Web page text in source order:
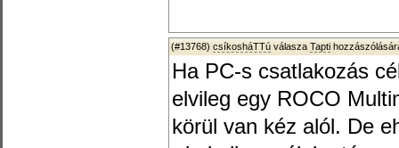
(#13768) csíkosháTTú válasza Tapti
Ha PC-s csatlakozás
elvileg egy ROCO
körül van kéz alól. De